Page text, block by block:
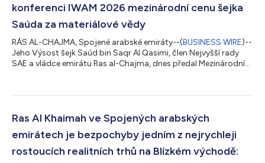
konferenci IWAM 2026 mezinárodní cenu šejka
Saúda za materiálové vědy
RÁS AL-CHAJMA, Spojené arabské emiráty--(BUSINESS WIRE)--
Jeho Výsost šejk Saúd bin Saqr Al Qasimi, člen Nejvyšší rady
SAE a vládce emirátu Ras al-Chajma, dnes předal Mezinárodní
(IWAM), jednoho z předních světových fór zaměřených na
den konání IWAM, oceňuje výjimečné příspěvky k materiálovým
vědám a jejich aplikacím při řešen...
Ras Al Khaimah ve Spojených arabských
emirátech je bezpochyby jedním z nejrychleji
rostoucích realitních trhů na Blízkém východě: